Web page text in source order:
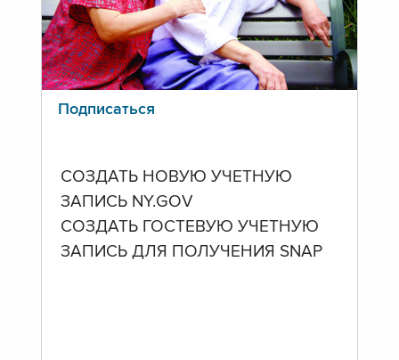
Подписаться
СОЗДАТЬ НОВУЮ УЧЕТНУЮ
ЗАПИСЬ NY.GOV
СОЗДАТЬ ГОСТЕВУЮ УЧЕТНУЮ
ЗАПИСЬ ДЛЯ ПОЛУЧЕНИЯ SNAP